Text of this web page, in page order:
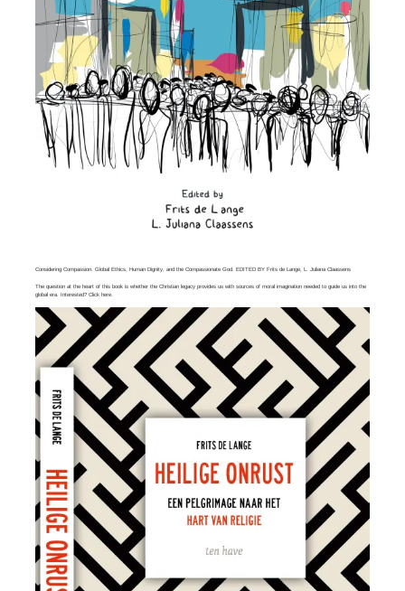
Considering Compassion. Global Ethics, Human Dignity, and the Compassionate God. EDITED BY Frits de Lange, L. Juliana Claassens
The question at the heart of this book is whether the Christian legacy provides us with sources of moral imagination needed to guide us into the
global era. Interested? Clickhere